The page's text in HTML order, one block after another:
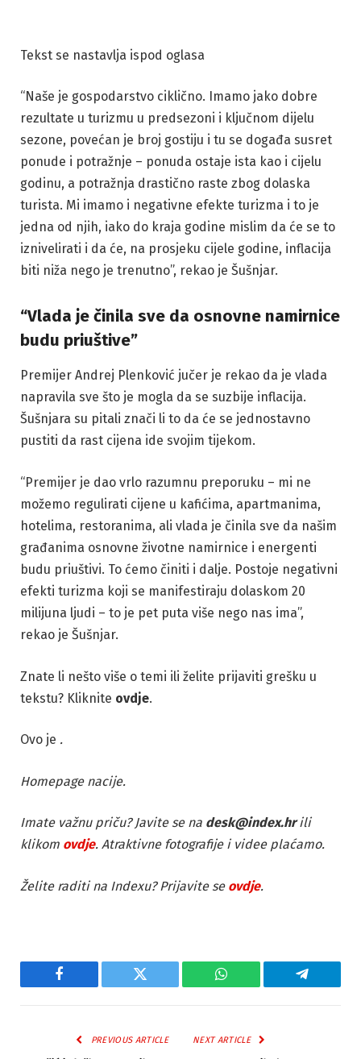
Tekst se nastavlja ispod oglasa
“Naše je gospodarstvo ciklično. Imamo jako dobre
rezultate u turizmu u predsezoni i ključnom dijelu
sezone, povećan je broj gostiju i tu se događa susret
ponude i potražnje – ponuda ostaje ista kao i cijelu
godinu, a potražnja drastično raste zbog dolaska
turista. Mi imamo i negativne efekte turizma i to je
jedna od njih, iako do kraja godine mislim da će se to
iznivelirati i da će, na prosjeku cijele godine, inflacija
biti niža nego je trenutno”, rekao je Šušnjar.
“Vlada je činila sve da osnovne namirnice
budu priuštive”
Premijer Andrej Plenković jučer je rekao da je vlada
napravila sve što je mogla da se suzbije inflacija.
Šušnjara su pitali znači li to da će se jednostavno
pustiti da rast cijena ide svojim tijekom.
“Premijer je dao vrlo razumnu preporuku – mi ne
možemo regulirati cijene u kafićima, apartmanima,
hotelima, restoranima, ali vlada je činila sve da našim
građanima osnovne životne namirnice i energenti
budu priuštivi. To ćemo činiti i dalje. Postoje negativni
efekti turizma koji se manifestiraju dolaskom 20
milijuna ljudi – to je pet puta više nego nas ima”,
rekao je Šušnjar.
Znate li nešto više o temi ili želite prijaviti grešku u
tekstu? Kliknite ovdje.
Ovo je .
Homepage nacije.
Imate važnu priču? Javite se na desk@index.hrili
klikom ovdje. Atraktivne fotografije i videe plaćamo.
Želite raditi na Indexu? Prijavite se ovdje.
Facebook Twitter WhatsApp Telegram
PREVIOUS ARTICLE NEXT ARTICLE